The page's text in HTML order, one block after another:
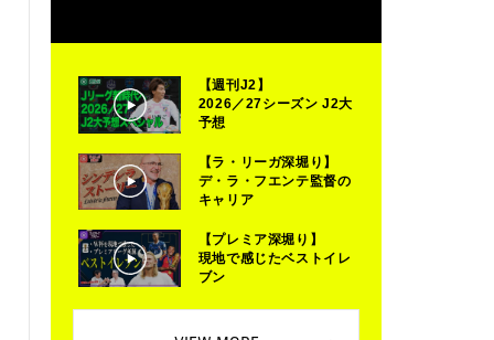
【週刊J2】
2026／27シーズン J2大
予想
【ラ・リーガ深堀り】
デ・ラ・フエンテ監督の
キャリア
【プレミア深堀り】
現地で感じたベストイレ
ブン